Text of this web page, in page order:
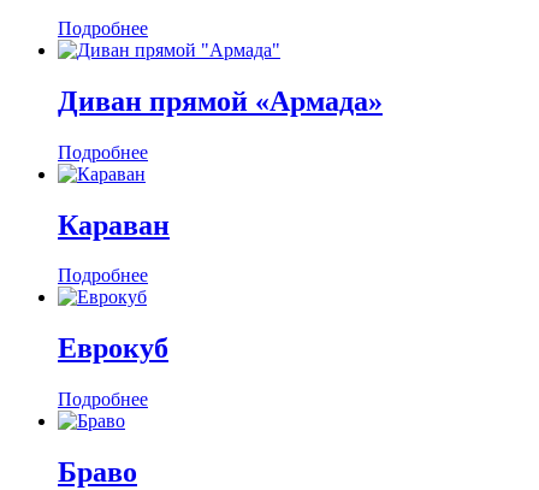
Подробнее
Диван прямой «Армада»
Подробнее
Караван
Подробнее
Еврокуб
Подробнее
Браво